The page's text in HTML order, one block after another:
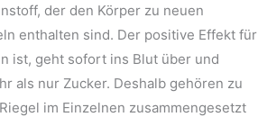
der den Körper zu neuen
enthalten sind. Der positive Effekt für
ist, geht sofort ins Blut über und
als nur Zucker. Deshalb gehören zu
im Einzelnen zusammengesetzt